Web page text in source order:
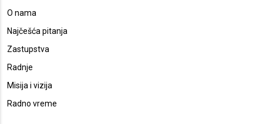
O nama
Najčešća pitanja
Zastupstva
Radnje
Misija i vizija
Radno vreme